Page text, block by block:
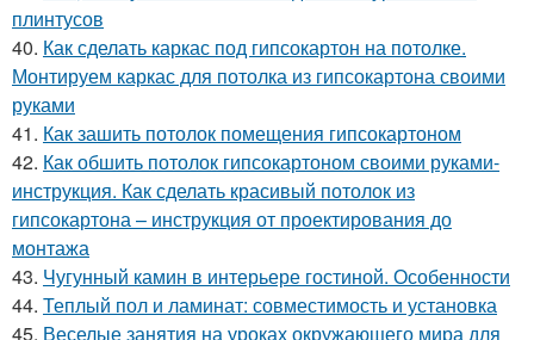
плинтусов
40. Как сделать каркас под гипсокартон на потолке.
Монтируем каркас для потолка из гипсокартона своими
руками
41. Как зашить потолок помещения гипсокартоном
42. Как обшить потолок гипсокартоном своими руками-
инструкция. Как сделать красивый потолок из
гипсокартона – инструкция от проектирования до
монтажа
43. Чугунный камин в интерьере гостиной. Особенности
44. Теплый пол и ламинат: совместимость и установка
45. Веселые занятия на уроках окружающего мира для